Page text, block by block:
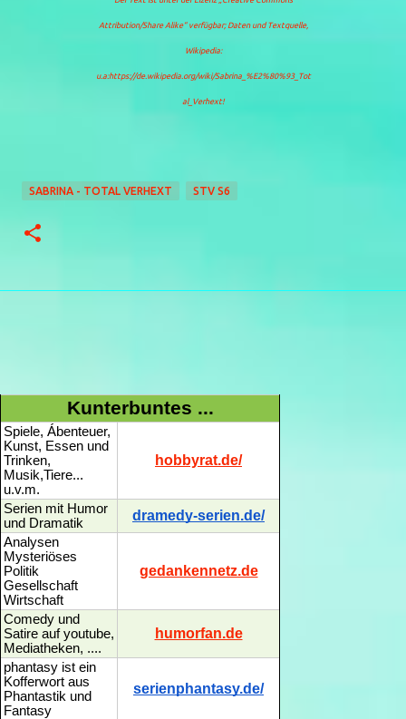
Attribution/Share Alike“verfügbar; Daten und Textquelle,
Wikipedia:
u.a:https://de.wikipedia.org/wiki/Sabrina_%E2%80%93_Tot
al_Verhext!
SABRINA - TOTAL VERHEXT STV S6
Kunterbuntes ...
Spiele, Ábenteuer,
Kunst, Essen und
Trinken,
Musik,Tiere...
u.v.m.
hobbyrat.de/
Serien mit Humor
und Dramatik
dramedy-serien.de/
Analysen
Mysteriöses
Politik
Gesellschaft
Wirtschaft
gedankennetz.de
Comedy und
Satire auf youtube,
Mediatheken, ....
humorfan.de
phantasy ist ein
Kofferwort aus
Phantastik und
Fantasy
serienphantasy.de/